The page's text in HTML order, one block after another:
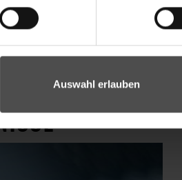
Auswahl erlauben